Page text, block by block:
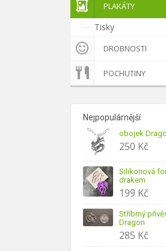
PLAKÁTY
Tisky
DROBNOSTI
POCHUTINY
Nejpopulárnější
obojek
250 Kč
Silikonová
drakem
199 Kč
Stříbrný
Dragon
285 Kč